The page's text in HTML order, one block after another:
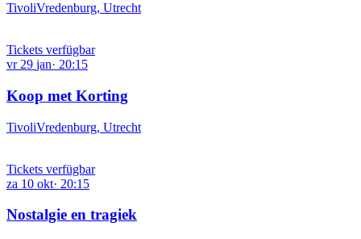
TivoliVredenburg, Utrecht
Tickets verfügbar
vr 29 jan· 20:15
Koop met Korting
TivoliVredenburg, Utrecht
Tickets verfügbar
za 10 okt· 20:15
Nostalgie en tragiek